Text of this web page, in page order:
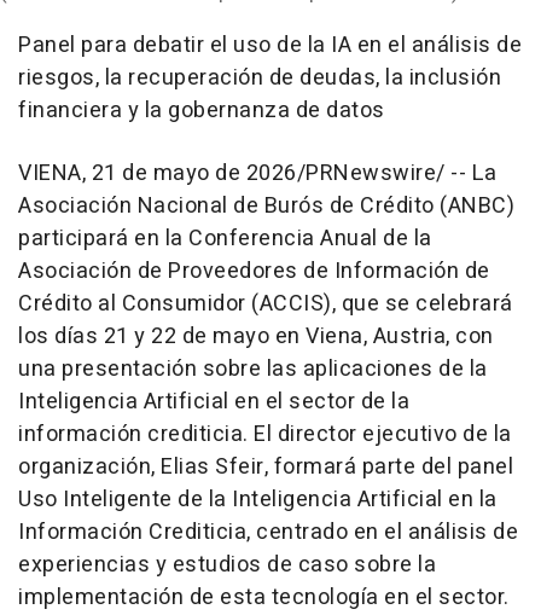
Panel para debatir el uso de la IA en el análisis de
riesgos, la recuperación de deudas, la inclusión
financiera y la gobernanza de datos
VIENA, 21 de mayo de 2026/PRNewswire/ -- La
Asociación Nacional de Burós de Crédito (ANBC)
participará en la Conferencia Anual de la
Asociación de Proveedores de Información de
Crédito al Consumidor (ACCIS), que se celebrará
los días 21 y 22 de mayo en Viena, Austria, con
una presentación sobre las aplicaciones de la
Inteligencia Artificial en el sector de la
información crediticia. El director ejecutivo de la
organización, Elias Sfeir, formará parte del panel
Uso Inteligente de la Inteligencia Artificial en la
Información Crediticia, centrado en el análisis de
experiencias y estudios de caso sobre la
implementación de esta tecnología en el sector.